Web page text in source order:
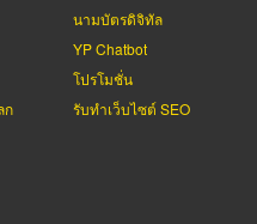
ก
นามบัตรดิจิทัล
YP Chatbot
โปรโมชั่น
รับทำเว็บไซต์ SEO